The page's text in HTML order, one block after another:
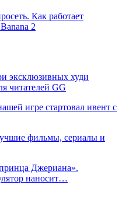
Как работает
2
эксклюзивных худи
читателей GG
игре стартовал ивент с
фильмы, сериалы и
Джериана».
наносит…